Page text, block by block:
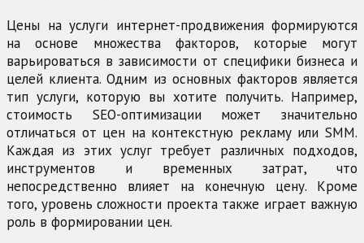
Цены на услуги интернет-продвижения формируются
на основе множества факторов, которые могут
варьироваться в зависимости от специфики бизнеса и
целей клиента. Одним из основных факторов является
тип услуги, которую вы хотите получить. Например,
стоимость SEO-оптимизации может значительно
отличаться от цен на контекстную рекламу или SMM.
Каждая из этих услуг требует различных подходов,
инструментов и временных затрат, что
непосредственно влияет на конечную цену. Кроме
того, уровень сложности проекта также играет важную
роль в формировании цен.